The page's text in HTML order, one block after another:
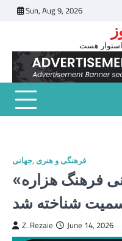
Sun, Aug 9, 2026
استوار هست
جهانی, فرهنگی و هنری
فرهنگ هزاره»
شناخته شد
Z. Rezaie June 14, 2026